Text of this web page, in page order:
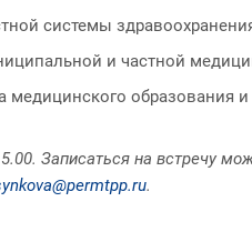
системы
и частной
медицинского образования
Записаться на встречу
.